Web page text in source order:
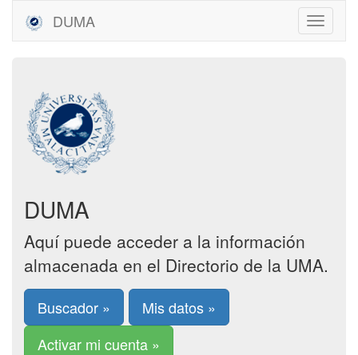
DUMA
DUMA
Aquí puede acceder a la información
almacenada en el Directorio de la UMA.
Buscador »
Mis datos »
Activar mi cuenta »